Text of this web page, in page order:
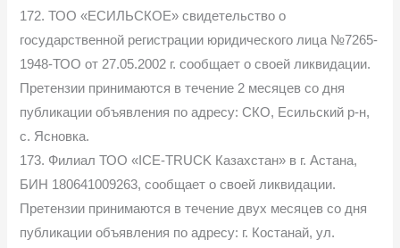
172. ТОО «ЕСИЛЬСКОЕ» свидетельство о
государственной регистрации юридического лица №7265-
1948-ТОО от 27.05.2002 г. сообщает о своей ликвидации.
Претензии принимаются в течение 2 месяцев со дня
публикации объявления по адресу: СКО, Есильский р-н,
с. Ясновка.
173. Филиал ТОО «ICE-TRUCK Казахстан» в г. Астана,
БИН 180641009263, сообщает о своей ликвидации.
Претензии принимаются в течение двух месяцев со дня
публикации объявления по адресу: г. Костанай, ул.